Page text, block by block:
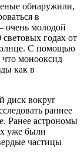
обнаружили,
в
очень молодой
годах от
С помощью
что монооксид
как в
диск вокруг
раннее
Ранее астрономы
уже были
частицы